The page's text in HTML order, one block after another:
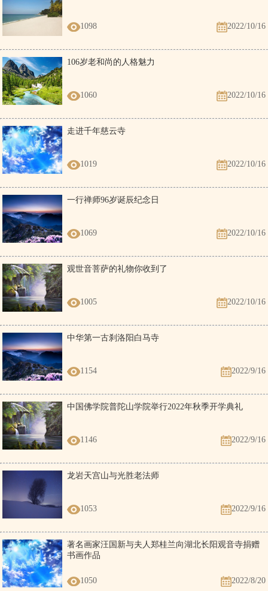
1098 2022/10/16
106岁老和尚的人格魅力
1060 2022/10/16
走进千年慈云寺
1019 2022/10/16
一行禅师96岁诞辰纪念日
1069 2022/10/16
观世音菩萨的礼物你收到了
1005 2022/10/16
中华第一古刹洛阳白马寺
1154 2022/9/16
中国佛学院普陀山学院举行2022年秋季开学典礼
1146 2022/9/16
龙岩天宫山与光胜老法师
1053 2022/9/16
著名画家汪国新与夫人郑桂兰向湖北长阳观音寺捐赠
书画作品
1050 2022/8/20